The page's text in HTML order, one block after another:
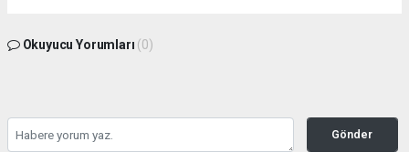
Okuyucu Yorumları (0)
Gönder